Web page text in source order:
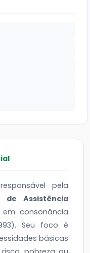
pela
de Assistência
consonância
Seu foco é
básicas